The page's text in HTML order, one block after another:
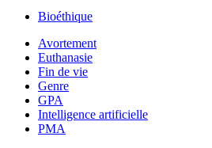
Bioéthique
Avortement
Euthanasie
Fin de vie
Genre
GPA
Intelligence artificielle
PMA